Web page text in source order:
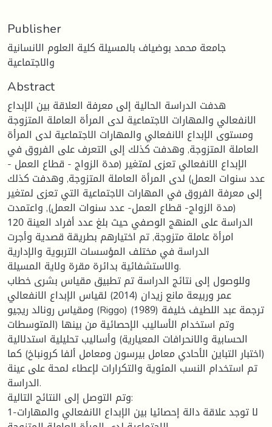
Publisher
جامعة محمد بوضياف بالمسيلة كلية العلوم الانسانية
والاجتماعية
Abstract
هدفت الدراسة الحالية إلى معرفة العلاقة بين الإبداع
الانفعالي والمهارات الاجتماعية لدى المرأة العاملة المتزوجة
ومستوى الإبداع الانفعالي والمهارات الاجتماعية لدى المرأة
العاملة المتزوجة, وهدفت كذلك إلى التعرف على الفروق في
الإبداع الانفعالي تعزى لمتغير (مدة الزواج - قطاع العمل -
عدد سنوات العمل) لدى المرأة العاملة المتزوجة, وهدفت كذلك
إلى معرفة الفروق في المهارات الاجتماعية التي تعزى لمتغير
(مدة الزواج- قطاع العمل- عدد سنوات العمل), واعتمدت
الدراسة على المنهج الوصفي حيث بلغ عدد أفراد العينة 120
امرأة عاملة متزوجة, تم اختيارهم بطريقة قصدية وأجرت
الدراسة في مختلف المؤسسات التربوية والإدارية
والاستشفائية بدائرة مقرة ولاية المسيلة.
وللوصول إلى نتائج الدراسة تم تطبيق مقياس بشرى خطاب
عمر وربيعة مانع زيدان (2014) لقياس الإبداع الانفعالي
ومقياس رونالد ريجيو (Riggo) ترجمة عبد اللطيف خليفة (1989)
وتم استخدام الأساليب الإحصائية من بينها (المتوسطات
الحسابية والانحرافات المعيارية) وأساليب تحليلية استدلالية
(اختبار التباين الأحادي معامل بيرسون ومعامل ألفا كرونباخ) كما
تم استخدام النسب المئوية والتكرارات لإعطاء لمحة على عينة
الدراسة.
وتم التوصل إلى النتائج التالية:
1-لا توجد علاقة دالة إحصائيا بين الإبداع الانفعالي والمهارات